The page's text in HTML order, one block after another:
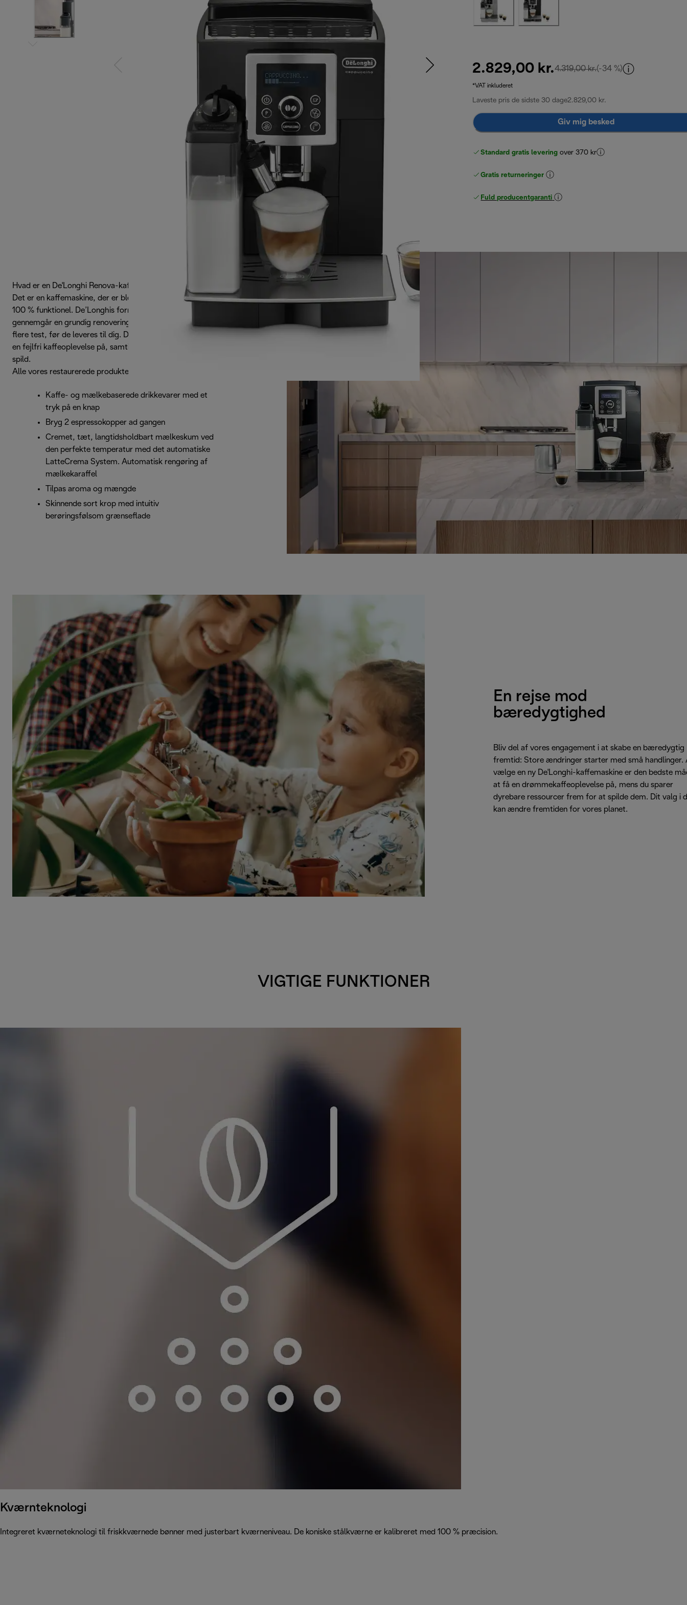
2.829,00 kr.4.319,00 kr.oprindelig pris 4.319,00
(-34 %)
*VAT inkluderet
Laveste pris de sidste 30 dage2.829,00 kr.
Giv mig besked
Standard gratis levering over 370 kr
Gratis returneringer
Fuld producentgaranti
Hvad er en De'Longhi Renova-kaffemaskine?
Det er en kaffemaskine, der er blevet som ny igen og er
100 % funktionel. De’Longhis fornyede produkter
gennemgår en grundig renoveringsproces, der omfatter
flere test, før de leveres til dig. Den ideelle måde at nyde
en fejlfri kaffeoplevelse på, samtidig med at det reducerer
spild.
Alle vores restaurerede produkter har 2 års garanti.
Kaffe- og mælkebaserede drikkevarer med et
tryk på en knap
Bryg 2 espressokopper ad gangen
Cremet, tæt, langtidsholdbart mælkeskum ved
den perfekte temperatur med det automatiske
LatteCrema System. Automatisk rengøring af
mælkekaraffel
Tilpas aroma og mængde
Skinnende sort krop med intuitiv
berøringsfølsom grænseflade
En rejse mod
bæredygtighed
Bliv del af vores engagement i at skabe en bæredygtig
fremtid: Store ændringer starter med små handlinger.
vælge en ny De'Longhi-kaffemaskine er den bedste
at få en drømmekaffeoplevelse på, mens du sparer
dyrebare ressourcer frem for at spilde dem. Dit valg i
kan ændre fremtiden for vores planet.
VIGTIGE FUNKTIONER
Kværnteknologi
Integreret kværneteknologi til friskkværnede bønner med justerbart kværneniveau. De koniske stålkværne er kalibreret med 100 % præcision.